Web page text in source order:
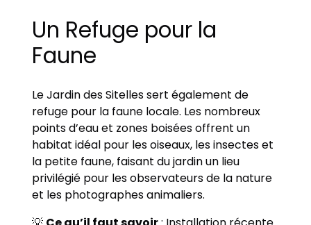
Un Refuge pour la
Faune
Le Jardin des Sitelles sert également de
refuge pour la faune locale. Les nombreux
points d’eau et zones boisées offrent un
habitat idéal pour les oiseaux, les insectes et
la petite faune, faisant du jardin un lieu
privilégié pour les observateurs de la nature
et les photographes animaliers.